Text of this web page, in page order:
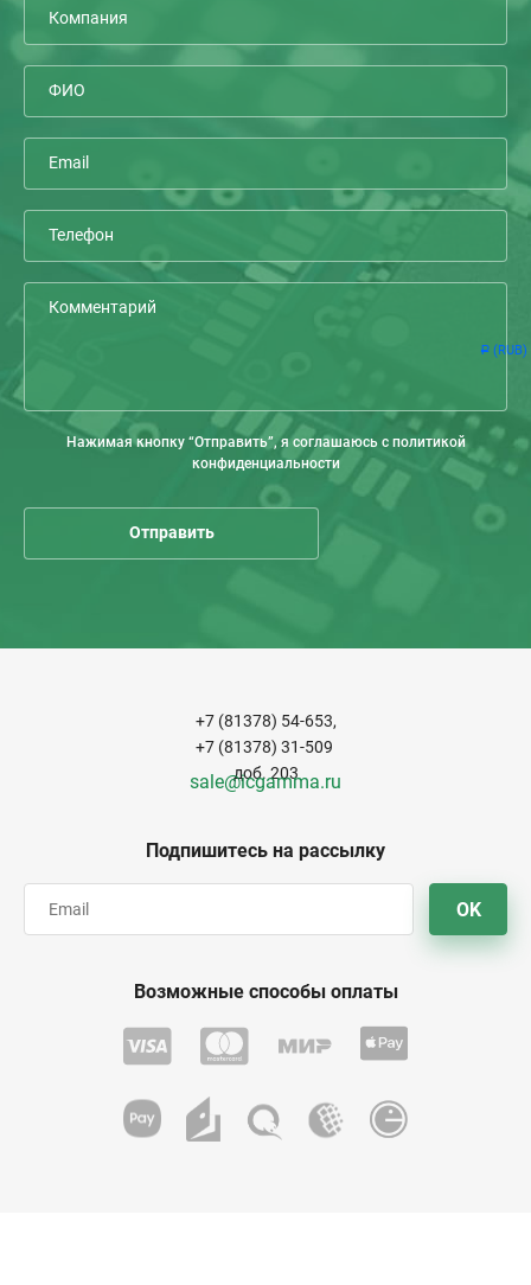
Р (RUB)
Нажимая кнопку “Отправить”, я соглашаюсь с политикой
конфиденциальности
Подпишитесь на рассылку
OK
+7 (81378) 54-653,
+7 (81378) 31-509
доб. 203
sale@icgamma.ru
Возможные способы оплаты